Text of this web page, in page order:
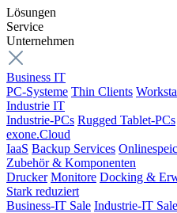
Lösungen
Service
Unternehmen
Business IT
PC-Systeme Thin Clients
Industrie IT
Industrie-PCs Rugged Tablet-PCs
exone.Cloud
IaaS Backup Services
Zubehör & Komponenten
Drucker Monitore Docking &
Stark reduziert
Business-IT Sale Industrie-IT Sale